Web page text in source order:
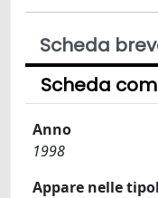
Scheda
Scheda
Anno
1998
Appare nelle